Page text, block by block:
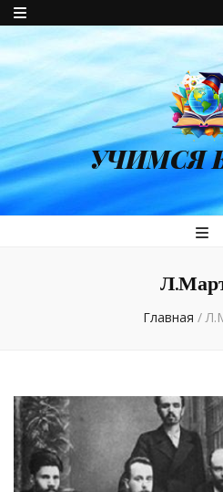
УЧИМСЯ
Главная /